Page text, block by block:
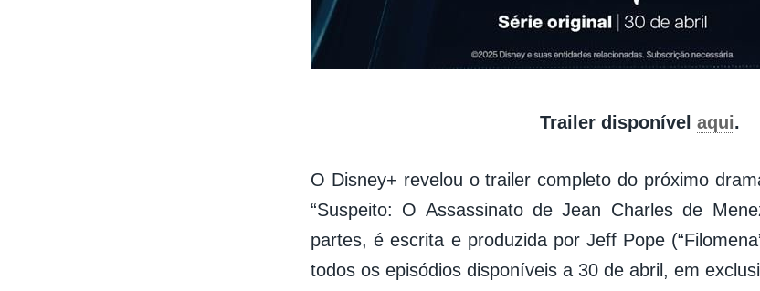
Trailer disponível aqui.
O Disney+ revelou o trailer completo do próximo
“Suspeito: O Assassinato de Jean Charles de
partes, é escrita e produzida por Jeff Pope
todos os episódios disponíveis a 30 de abril, em